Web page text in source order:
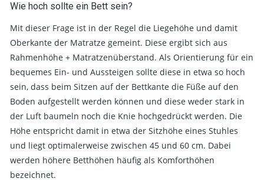
Wie hoch sollte ein Bett sein?
Mit dieser Frage ist in der Regel die Liegehöhe und damit
Oberkante der Matratze gemeint. Diese ergibt sich aus
Rahmenhöhe + Matratzenüberstand. Als Orientierung für ein
bequemes Ein- und Aussteigen sollte diese in etwa so hoch
sein, dass beim Sitzen auf der Bettkante die Füße auf den
Boden aufgestellt werden können und diese weder stark in
der Luft baumeln noch die Knie hochgedrückt werden. Die
Höhe entspricht damit in etwa der Sitzhöhe eines Stuhles
und liegt optimalerweise zwischen 45 und 60 cm. Dabei
werden höhere Betthöhen häufig als Komforthöhen
bezeichnet.